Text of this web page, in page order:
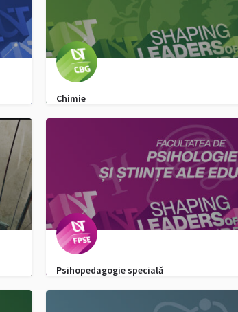
Chimie
0725017149 admitere.chimie@e-uvt.ro
Psihopedagogie specială
0256592320 admitere.fpse@e-uvt.ro